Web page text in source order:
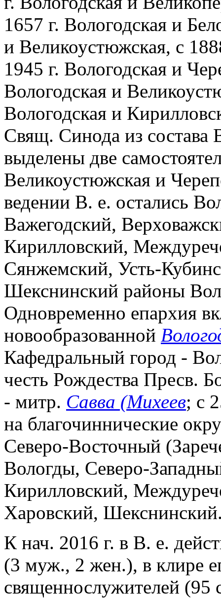
1657 г. Вологодская и
и Великоустюжская, с
1945 г. Вологодская и
Вологодская и
Вологодская и
Свящ. Синода из состава
выделены две
Великоустюжская и
ведении В. е. остались
Важегодский,
Кирилловский,
Сянжемский, Усть-
Шекснинский районы
Одновременно епархия
новообразованной
Кафедральный город -
честь Рождества Пресв.
- митр. Савва (Михеев; с
на благочиннические
Северо-Восточный
Вологды, Северо-
Кирилловский,
Харовский,
К нач. 2016 г. в В. е.
(3 муж., 2 жен.), в клире
священнослужителей (95